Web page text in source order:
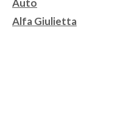
Auto
Tag
Alfa Giulietta